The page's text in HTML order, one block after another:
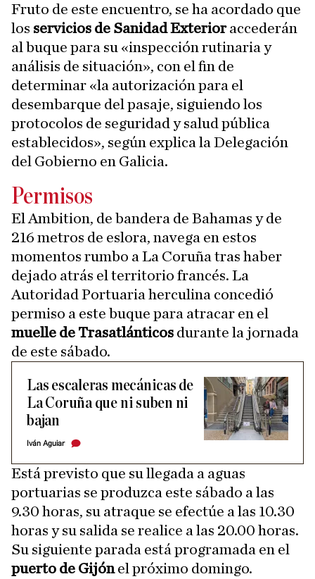
Fruto de este encuentro, se ha acordado que
los servicios de Sanidad Exterioraccederán
al buque para su «inspección rutinaria y
análisis de situación», con el fin de
determinar «la autorización para el
desembarque del pasaje, siguiendo los
protocolos de seguridad y salud pública
establecidos», según explica la Delegación
del Gobierno en Galicia.
Permisos
El Ambition, de bandera de Bahamas y de
216 metros de eslora, navega en estos
momentos rumbo a La Coruña tras haber
dejado atrás el territorio francés. La
Autoridad Portuaria herculina concedió
permiso a este buque para atracar en el
muelle de Trasatlánticos durante la jornada
de este sábado.
Las escaleras mecánicas de
La Coruña que ni suben ni
bajan
Iván Aguiar
Está previsto que su llegada a aguas
portuarias se produzca este sábado a las
9.30 horas, su atraque se efectúe a las 10.30
horas y su salida se realice a las 20.00 horas.
Su siguiente parada está programada en el
puerto de Gijónel próximo domingo.